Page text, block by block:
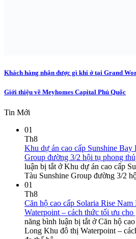
Khách hàng nhận được gì khi ở tại Grand
Giới thiệu về Meyhomes Capital Phú Quốc
Tin Mới
01
Th8
Khu dự án cao cấp Sunshine Bay
Group đường 3/2 hội tụ phong
luận bị tắt ở Khu dự án cao cấp
Tàu Sunshine Group đường 3/2
01
Th8
Căn hộ cao cấp Solaria Rise
Waterpoint – cách thức tối ưu cho
năng bình luận bị tắt ở Căn hộ
Long Khu đô thị Waterpoint –